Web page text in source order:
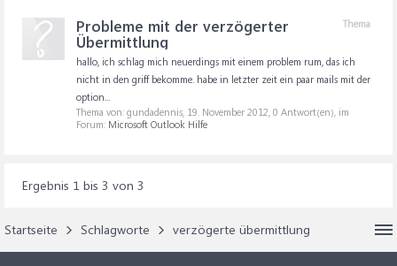
Thema
Probleme mit der verzögerter
Übermittlung
hallo, ich schlag mich neuerdings mit einem problem rum, das ich
nicht in den griff bekomme. habe in letzter zeit ein paar mails mit der
option...
Thema von: gundadennis, 19. November 2012, 0 Antwort(en), im
Forum: Microsoft Outlook Hilfe
Ergebnis 1 bis 3 von 3
Startseite Schlagworte verzögerte übermittlung